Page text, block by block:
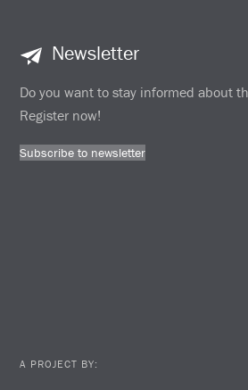
Newsletter
Do you want to stay informed about
Register now!
Subscribe to newsletter
A PROJECT BY: